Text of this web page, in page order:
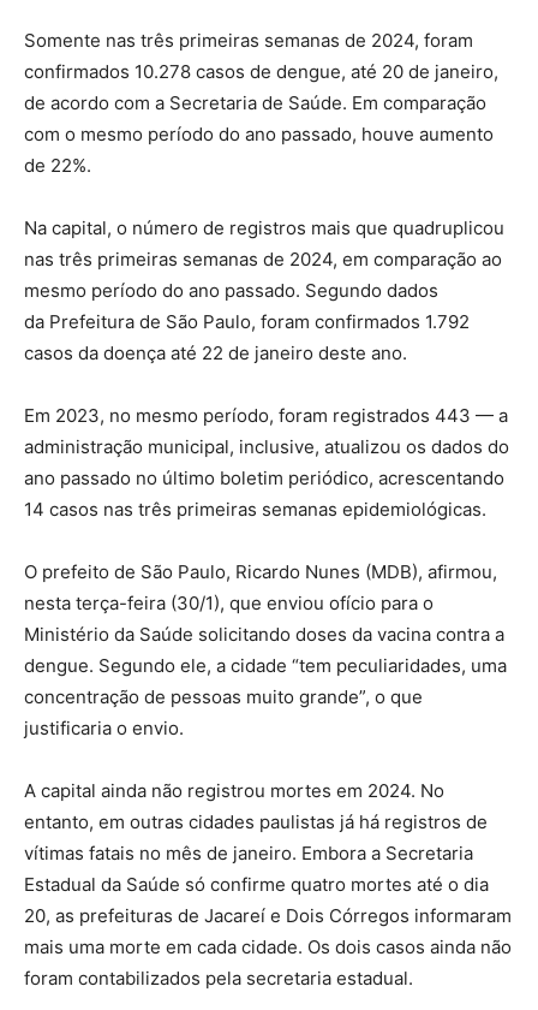
Somente nas três primeiras semanas de 2024, foram
confirmados 10.278 casos de dengue, até 20 de janeiro,
de acordo com a Secretaria de Saúde. Em comparação
com o mesmo período do ano passado, houve aumento
de 22%.
Na capital, o número de registros mais que quadruplicou
nas três primeiras semanas de 2024, em comparação ao
mesmo período do ano passado. Segundo dados
da Prefeitura de São Paulo, foram confirmados 1.792
casos da doença até 22 de janeiro deste ano.
Em 2023, no mesmo período, foram registrados 443 — a
administração municipal, inclusive, atualizou os dados do
ano passado no último boletim periódico, acrescentando
14 casos nas três primeiras semanas epidemiológicas.
O prefeito de São Paulo, Ricardo Nunes (MDB), afirmou,
nesta terça-feira (30/1), que enviou ofício para o
Ministério da Saúde solicitando doses da vacina contra a
dengue. Segundo ele, a cidade “tem peculiaridades, uma
concentração de pessoas muito grande”, o que
justificaria o envio.
A capital ainda não registrou mortes em 2024. No
entanto, em outras cidades paulistas já há registros de
vítimas fatais no mês de janeiro. Embora a Secretaria
Estadual da Saúde só confirme quatro mortes até o dia
20, as prefeituras de Jacareí e Dois Córregos informaram
mais uma morte em cada cidade. Os dois casos ainda não
foram contabilizados pela secretaria estadual.